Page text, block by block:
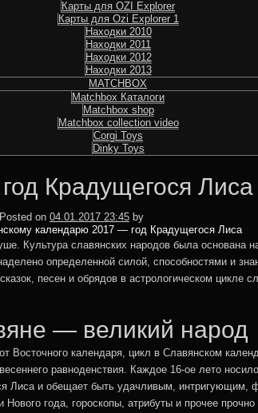
Карты для OZI Explorer
Карты для Ozi Explorer 1
Находки 2010
Находки 2011
Находки 2012
Находки 2013
MATCHBOX
Matchbox Каталоги
Matchbox shop
Matchbox collection video
Corgi Toys
Dinky Toys
Крадущегося Лиса
Posted on 04.01.2017 23:45 by
календарю 2017 — год Крадущегося Лиса
Культура славянских народов была основана
определенной силой, способностями и
песен и обрядов в астрологическом цикле
— великий народ
Восточного календаря, цикл в Славянском
равноденствия. Каждое 16-ое лето
Лиса и обещает быть удачливым, интригующим,
Нового года, гороскопы, атрибуты и прочее